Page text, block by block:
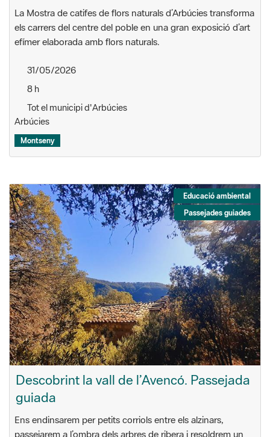
La Mostra de catifes de flors naturals d’Arbúcies transforma
els carrers del centre del poble en una gran exposició d’art
efímer elaborada amb flors naturals.
31/05/2026
8 h
Tot el municipi d'Arbúcies
Arbúcies
Montseny
Educació ambiental
Passejades guiades
Descobrint la vall de l’Avencó. Passejada
guiada
Ens endinsarem per petits corriols entre els alzinars,
passejarem a l’ombra dels arbres de ribera i resoldrem un